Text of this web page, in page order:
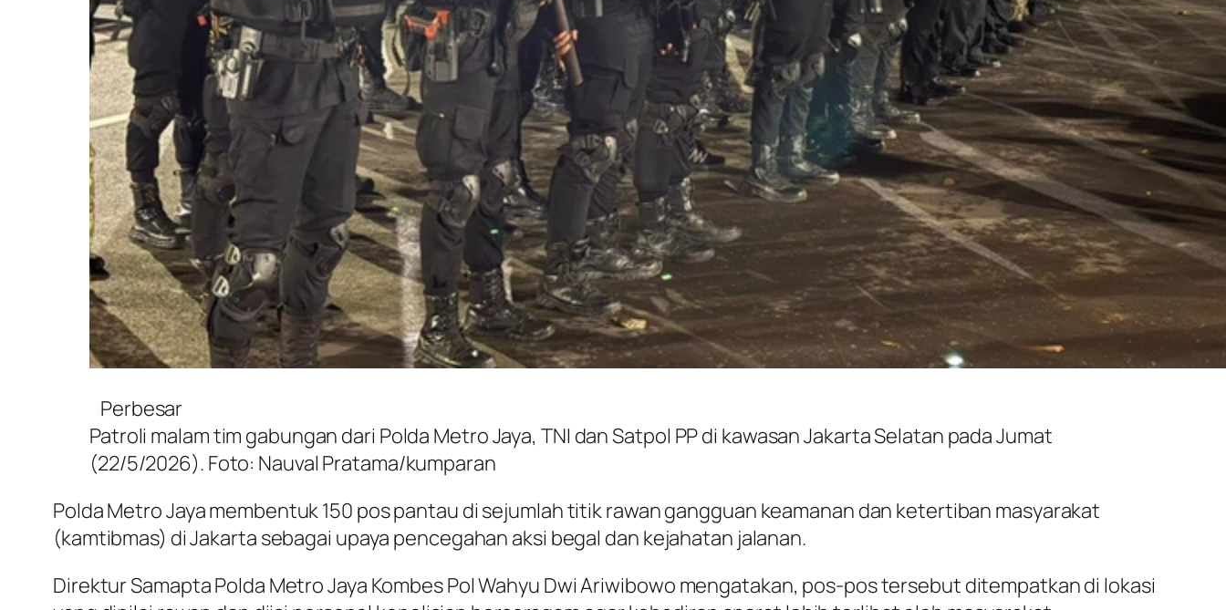
Perbesar
Patroli malam tim gabungan dari Polda Metro Jaya, TNI dan Satpol PP di kawasan Jakarta Selatan pada Jumat
(22/5/2026). Foto: Nauval Pratama/kumparan
Polda Metro Jaya membentuk 150 pos pantau di sejumlah titik rawan gangguan keamanan dan ketertiban masyarakat
(kamtibmas) di Jakarta sebagai upaya pencegahan aksi begal dan kejahatan jalanan.
Direktur Samapta Polda Metro Jaya Kombes Pol Wahyu Dwi Ariwibowo mengatakan, pos-pos tersebut ditempatkan di lokasi